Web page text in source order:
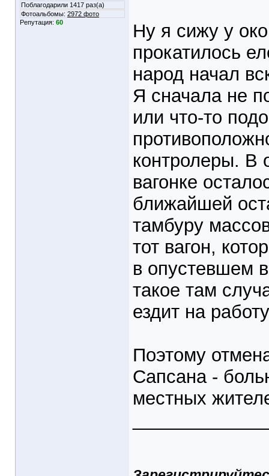
Поблагодарили 1417 раз(а)
Фотоальбомы: 2972 фото
Репутация: 60
Ну я сижу у
прокатилось
народ начал
Я сначала не
или что-то
контролеры. В
вагонке
ближайшей
тамбуру
тот вагон,
в опустевшем
такое там
ездит на
Поэтому
Сапсана -
местных